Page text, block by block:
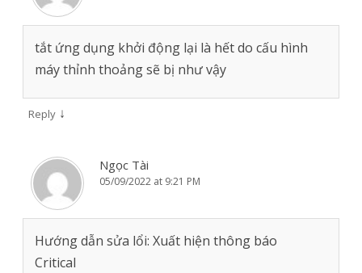
tắt ứng dụng khởi động lại là hết do cấu hình
máy thỉnh thoảng sẽ bị như vậy
Reply ↓
Ngọc Tài
05/09/2022 at 9:21 PM
Hướng dẫn sửa lổi: Xuất hiện thông báo
Critical